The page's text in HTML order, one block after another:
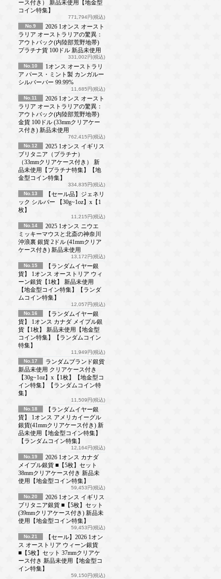
ース付き） 新品未使用【地金型
コイン特集】
771,794円(税込)
No.9
2026 1オンス オースト
ラリア オーストラリアの驚異：
アウトバック(内陸部荒野地帯)
プラチナ貨 100ドル 新品未使用
331,002円(税込)
No.10
1オンス オーストラリ
ア パース・ミント製 カンガルー
シルバーバー 99.99%
11,685円(税込)
No.11
2026 1オンス オースト
ラリア オーストラリアの驚異：
アウトバック(内陸部荒野地帯)
金貨 100ドル (33mmクリアケー
ス付き) 新品未使用
762,415円(税込)
No.12
2025 1オンス イギリス
ブリタニア（プラチナ）
（33mmクリアケース付き） 新
品未使用【プラチナ特集】【地
金型コイン特集】
334,835円(税込)
No.13
【セール品】ジェネリ
ック シルバー 【30g~1oz】x【1
枚】
11,215円(税込)
No.14
2025 1オンス ニウエ
ミッキーマウスと北斎の神奈川
沖浪裏 銀貨 2ドル (41mmクリア
ケース付き) 新品未使用
13,172円(税込)
No.15
【ランダムイヤー銀
貨】 1オンス オーストリア ウィ
ーン銀貨【1枚】 新品未使用
【地金型コイン特集】【ランダ
ムコイン特集】
12,057円(税込)
No.16
【ランダムイヤー銀
貨】 1オンス カナダ メイプル銀
貨【1枚】 新品未使用【地金型
コイン特集】【ランダムコイン
特集】
11,949円(税込)
No.17
ランダムブランド銀貨
新品未使用 クリアケース付き
【30g~1oz】x【1枚】【地金型コ
イン特集】【ランダムコイン特
集】
11,509円(税込)
No.18
【ランダムイヤー銀
貨】 1オンス アメリカイーグル
銀貨(41mmクリアケース付き) 新
品未使用【地金型コイン特集】
【ランダムコイン特集】
12,164円(税込)
No.19
2026 1オンス カナダ
メイプル銀貨 ■【5枚】セット
38mmクリアケース付き 新品未
使用【地金型コイン特集】
59,453円(税込)
No.20
2026 1オンス イギリス
ブリタニア銀貨 ■【5枚】セット
(39mmクリアケース付き) 新品未
使用【地金型コイン特集】
59,453円(税込)
No.21
【セール】2026 1オン
ス オーストリア ウィーン銀貨
■【5枚】セット 37mmクリアケ
ース付き 新品未使用【地金型コ
イン特集】
59,150円(税込)